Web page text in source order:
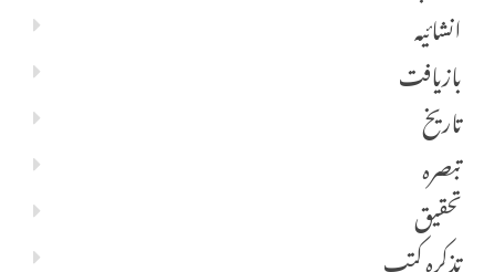
انشائیہ
بازیافت
تاریخ
تبصرہ
تحقیق
تذکرہ کتب